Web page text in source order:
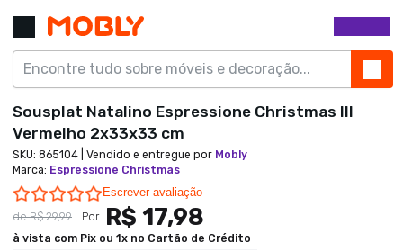
Sousplat Natalino Espressione Christmas III
Vermelho 2x33x33 cm
SKU: 865104 | Vendido e entregue por Mobly
Marca: Espressione Christmas
0.0 star rating
Escrever avaliação
deR$ 29,99 Por R$ 17,98
à vista com Pix ou 1x no Cartão de Crédito